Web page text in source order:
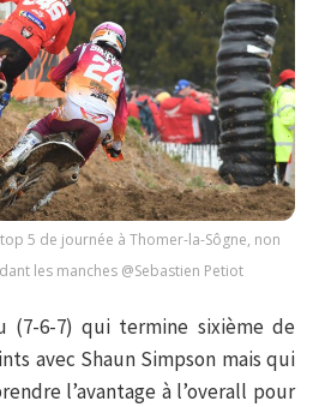
5 de journée à Thomer-la-Sôgne, non
les manches @Sebastien Petiot
(7-6-7) qui termine sixième de
avec Shaun Simpson mais qui
l’avantage à l’overall pour